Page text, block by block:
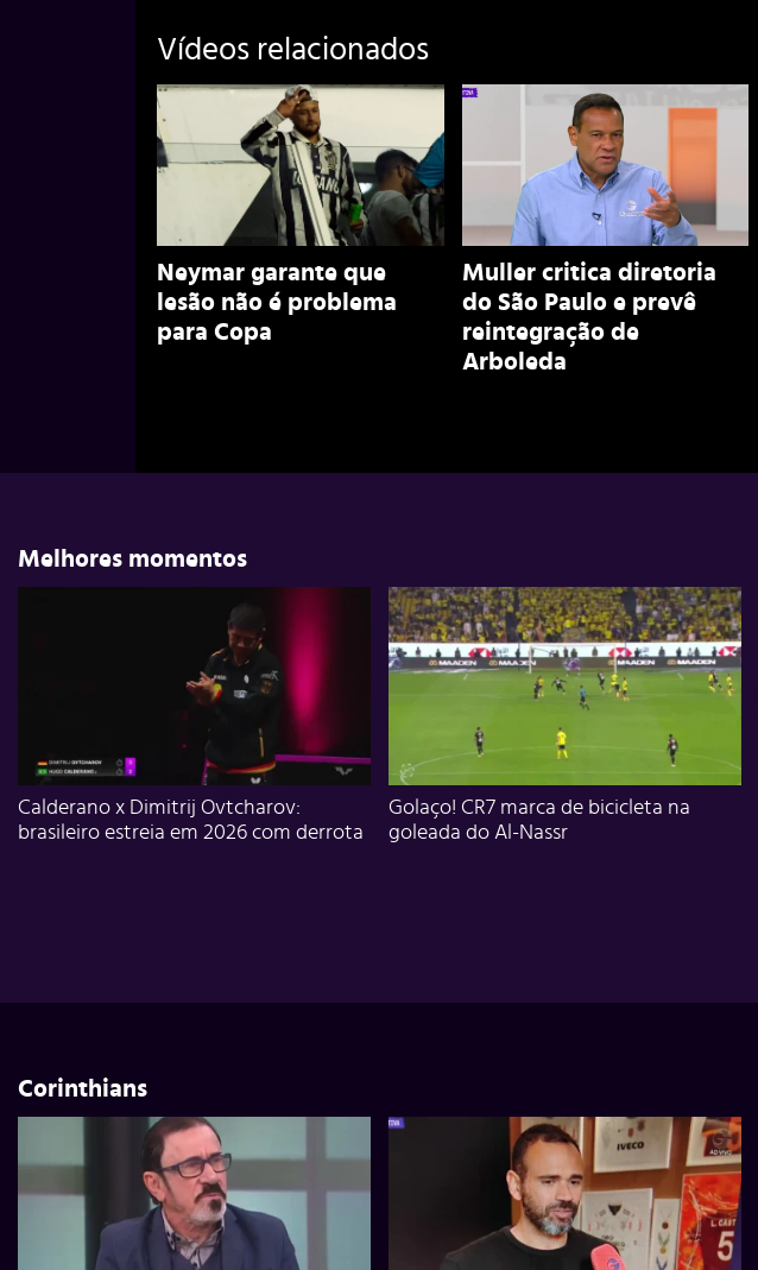
Vídeos relacionados
Neymar garante que
lesão não é problema
para Copa
Muller critica diretoria
do São Paulo e prevê
reintegração de
Arboleda
Melhores momentos
Calderano x Dimitrij Ovtcharov:
brasileiro estreia em 2026 com derrota
Golaço! CR7 marca de bicicleta na
goleada do Al-Nassr
Corinthians